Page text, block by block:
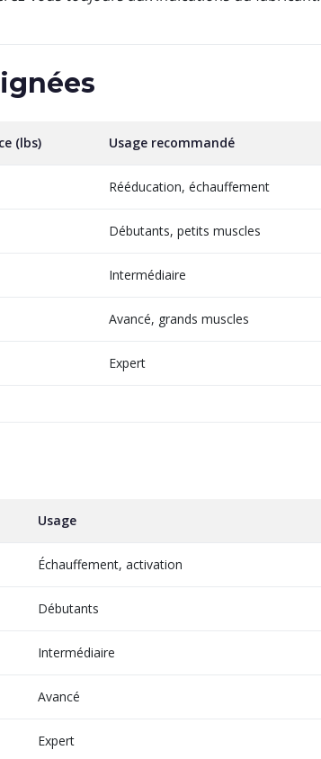
(lbs) Usage recommandé
Rééducation, échauffement
Débutants, petits muscles
Intermédiaire
Avancé, grands muscles
Expert
Usage
Échauffement, activation
Débutants
Intermédiaire
Avancé
Expert